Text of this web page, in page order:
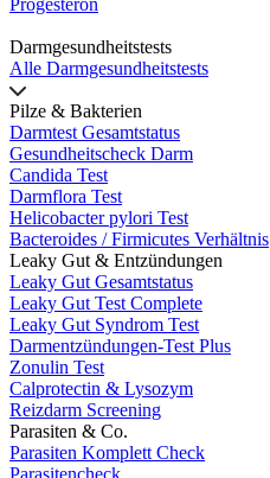
Darmgesundheitstests
Alle Darmgesundheitstests
Pilze & Bakterien
Darmtest Gesamtstatus
Gesundheitscheck Darm
Candida Test
Darmflora Test
Helicobacter pylori Test
Bacteroides / Firmicutes Verhältnis
Leaky Gut & Entzündungen
Leaky Gut Gesamtstatus
Leaky Gut Test Complete
Leaky Gut Syndrom Test
Darmentzündungen-Test Plus
Zonulin Test
Calprotectin & Lysozym
Reizdarm Screening
Parasiten & Co.
Parasiten Komplett Check
Parasitencheck